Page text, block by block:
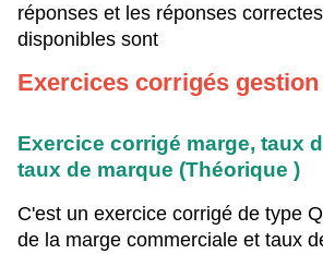
réponses et les réponses
disponibles sont
Exercices corrigés
Exercice corrigé marge, taux
taux de marque (Théorique )
C'est un exercice corrigé de type
de la marge commerciale et taux